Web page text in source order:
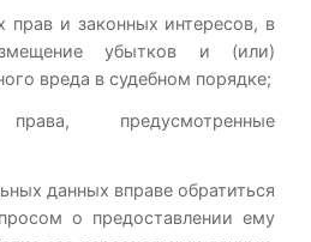
прав и законных интересов, в
убытков и (или)
вреда в судебном порядке;
предусмотренные
данных вправе обратиться
о предоставлении ему